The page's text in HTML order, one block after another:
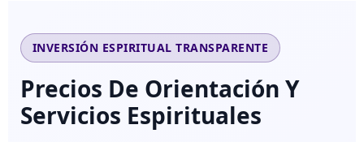
INVERSIÓN ESPIRITUAL TRANSPARENTE
Precios De Orientación Y
Servicios Espirituales